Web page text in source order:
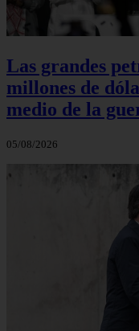
Las grandes
millones de
medio de la
05/08/2026